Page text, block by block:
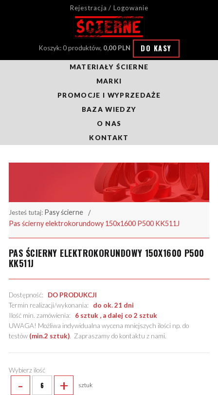
Rejestracja / Logowanie
Koszyk: 0 produktów, 0,00 PLN DO KASY
MATERIAŁY ŚCIERNE
MARKI
PROMOCJE I WYPRZEDAŻE
BAZA WIEDZY
O NAS
KONTAKT
Jesteś tutaj: Pasy ścierne
Pas ścierny elektrokorundowy 150x1600 P500 KK511J
PAS ŚCIERNY ELEKTROKORUNDOWY 150X1600 P500
KK511J
Dostępność: DO PRODUKCJI
Termin realizacji/wykonania: do ok. 21 dni
Ilość min. zamówienia: 6 sztuk , a dalej co 2 sztuk
UWAGA! Możliwa indywidualna wycena mniejszych ilości np. do
testów (min.2 sztuk). Zapraszamy do kontaktu z nami.
Wybierz ilość
- + sztuk